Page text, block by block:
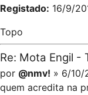
Registado: 16/9/
Topo
Re: Mota Engil -
por @nmv! » 6/10/
quem acredita na